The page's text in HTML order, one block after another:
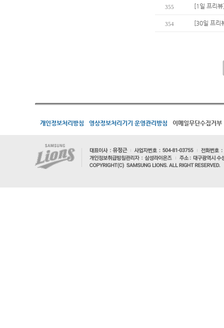
355 [1일 프리
354 [30일 프리
개인정보처리방침 영상정보처리기기 운영관리방침 이메일무단수집거부